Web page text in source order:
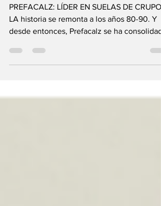
PREFACALZ: LÍDER EN SUELAS DE
LA historia se remonta a los años 80-90. Y
desde entonces, Prefacalz se ha
Colombia. Mi padre Antonio Méndez